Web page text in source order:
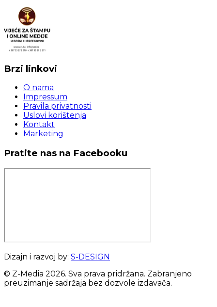
Brzi linkovi
O nama
Impressum
Pravila privatnosti
Uslovi korištenja
Kontakt
Marketing
Pratite nas na Facebooku
Dizajn i razvoj by: S-DESIGN
© Z-Media 2026. Sva prava pridržana. Zabranjeno
preuzimanje sadržaja bez dozvole izdavača.